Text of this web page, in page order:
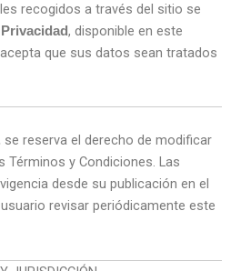
recogidos a través del sitio se
, disponible en este
que sus datos sean tratados
se reserva el derecho de modificar
y Condiciones. Las
desde su publicación en el
revisar periódicamente este